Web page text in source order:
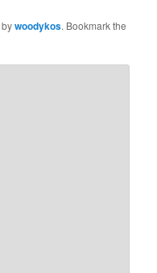
bywoodykos. Bookmark the